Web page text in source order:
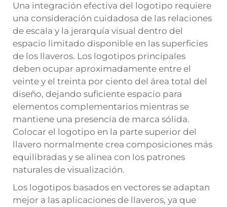
Una integración efectiva del logotipo requiere
una consideración cuidadosa de las relaciones
de escala y la jerarquía visual dentro del
espacio limitado disponible en las superficies
de los llaveros. Los logotipos principales
deben ocupar aproximadamente entre el
veinte y el treinta por ciento del área total del
diseño, dejando suficiente espacio para
elementos complementarios mientras se
mantiene una presencia de marca sólida.
Colocar el logotipo en la parte superior del
llavero normalmente crea composiciones más
equilibradas y se alinea con los patrones
naturales de visualización.
Los logotipos basados en vectores se adaptan
mejor a las aplicaciones de llaveros, ya que